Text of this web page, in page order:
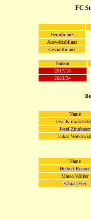
FC
Heimbilanz
Auswärtsbilanz
Gesamtbilanz
Saison
2017/18
2023/24
Name
Uwe
Josef Zinnbauer
Lukas
Name
Herbert Renner
Marco Walker
Fabian Frei